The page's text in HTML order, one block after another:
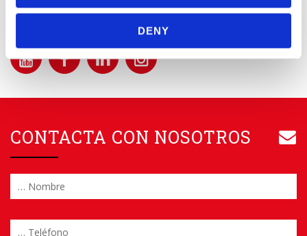
DENY
SÍGUENOS EN:
CONTACTA CON NOSOTROS